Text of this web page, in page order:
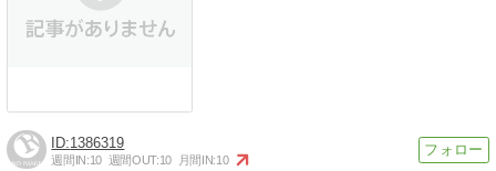
1386319
週間IN:10 週間OUT:10 月間IN:10